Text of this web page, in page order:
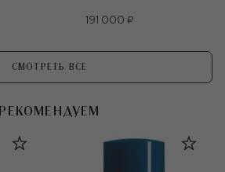
191 000 ₽
СМОТРЕТЬ ВСЕ
РЕКОМЕНДУЕМ